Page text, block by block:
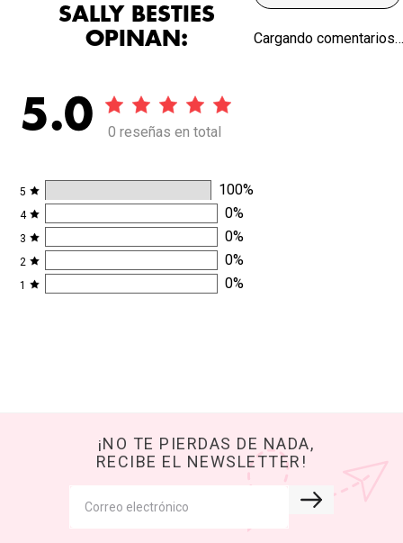
SALLY BESTIES
OPINAN:
5.0 0 reseñas en total
5 100%
4 0%
3 0%
2 0%
1 0%
Cargando
¡NO TE PIERDAS DE NADA,
RECIBE EL NEWSLETTER!